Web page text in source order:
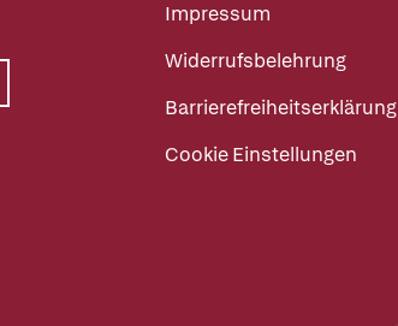
Impressum
Widerrufsbelehrung
Barrierefreiheitserklärung
Cookie Einstellungen